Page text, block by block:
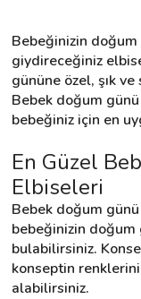
🎈 Biz Kimiz?
🧐 Nasıl Çalışır?
Destek
İletişim
Kariyer
Bebeğinizin doğum
giydireceğiniz
gününe özel, şık
Bebek doğum
bebeğiniz için en
En Güzel
Elbiseleri
Bebek doğum
bebeğinizin
bulabilirsiniz.
konseptin
alabilirsiniz.